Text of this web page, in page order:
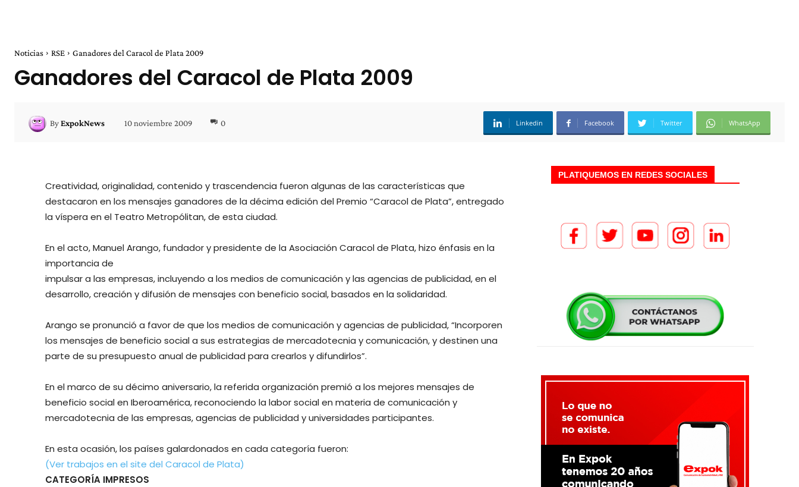
Noticias RSE Ganadores del Caracol de Plata 2009
Ganadores del Caracol de Plata 2009
ByExpokNews 10 noviembre 2009 0 Linkedin Facebook Twitter WhatsApp
Creatividad, originalidad, contenido y trascendencia fueron algunas de las características que
destacaron en los mensajes ganadores de la décima edición del Premio “Caracol de Plata”, entregado
la víspera en el Teatro Metropólitan, de esta ciudad.
En el acto, Manuel Arango, fundador y presidente de la Asociación Caracol de Plata, hizo énfasis en la
importancia de
impulsar a las empresas, incluyendo a los medios de comunicación y las agencias de publicidad, en el
desarrollo, creación y difusión de mensajes con beneficio social, basados en la solidaridad.
Arango se pronunció a favor de que los medios de comunicación y agencias de publicidad, “Incorporen
los mensajes de beneficio social a sus estrategias de mercadotecnia y comunicación, y destinen una
parte de su presupuesto anual de publicidad para crearlos y difundirlos”.
En el marco de su décimo aniversario, la referida organización premió a los mejores mensajes de
beneficio social en Iberoamérica, reconociendo la labor social en materia de comunicación y
mercadotecnia de las empresas, agencias de publicidad y universidades participantes.
En esta ocasión, los países galardonados en cada categoría fueron:
(Ver trabajos en el site del Caracol de Plata)
CATEGORÍA IMPRESOS
PLATIQUEMOS EN REDES SOCIALES